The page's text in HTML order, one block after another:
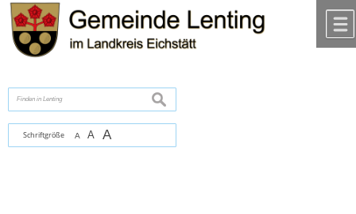
Zum Inhalt,zur Navigation oder zur Startseite springen.
Schriftgröße A A A
suchen